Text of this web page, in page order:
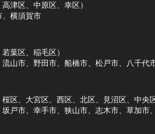
津区、中原区、幸区）
、横須賀市
葉区、稲毛区）
山市、野田市、船橋市、松戸市、八千代
区、大宮区、西区、北区、見沼区、中央区
戸市、幸手市、狭山市、志木市、草加